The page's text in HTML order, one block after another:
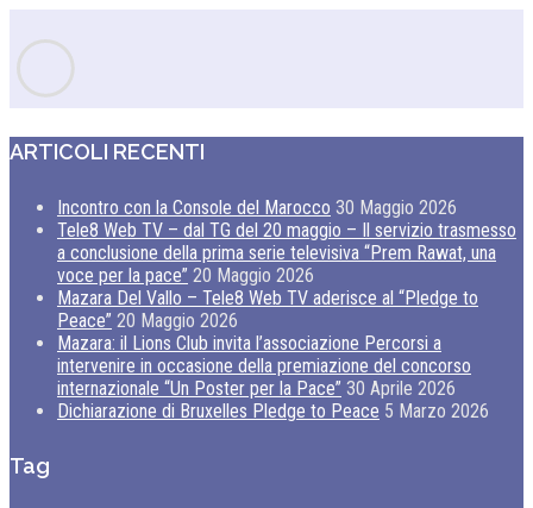
ARTICOLI RECENTI
Incontro con la Console del Marocco 30 Maggio 2026
Tele8 Web TV – dal TG del 20 maggio – Il servizio trasmesso
a conclusione della prima serie televisiva “Prem Rawat, una
voce per la pace” 20 Maggio 2026
Mazara Del Vallo – Tele8 Web TV aderisce al “Pledge to
Peace” 20 Maggio 2026
Mazara: il Lions Club invita l’associazione Percorsi a
intervenire in occasione della premiazione del concorso
internazionale “Un Poster per la Pace” 30 Aprile 2026
Dichiarazione di Bruxelles Pledge to Peace 5 Marzo 2026
Tag